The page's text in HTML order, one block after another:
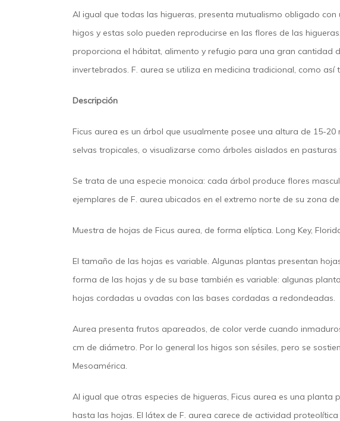
Al igual que todas las higueras, presenta mutualismo obligado
higos y estas solo pueden reproducirse en las flores de las
proporciona el hábitat, alimento y refugio para una gran cantidad
invertebrados. F. aurea se utiliza en medicina tradicional, como
Descripción
Ficus aurea es un árbol que usualmente posee una altura de 15-
selvas tropicales, o visualizarse como árboles aislados en pasturas
Se trata de una especie monoica: cada árbol produce flores
ejemplares de F. aurea ubicados en el extremo norte de su zona
Muestra de hojas de Ficus aurea, de forma elíptica. Long Key,
El tamaño de las hojas es variable. Algunas plantas presentan
forma de las hojas y de su base también es variable: algunas
hojas cordadas u ovadas con las bases cordadas a redondeadas.
Aurea presenta frutos apareados,​ de color verde cuando
cm de diámetro. Por lo general los higos son sésiles, pero se
Mesoamérica.
Al igual que otras especies de higueras, Ficus aurea es una
hasta las hojas. El látex de F. aurea carece de actividad